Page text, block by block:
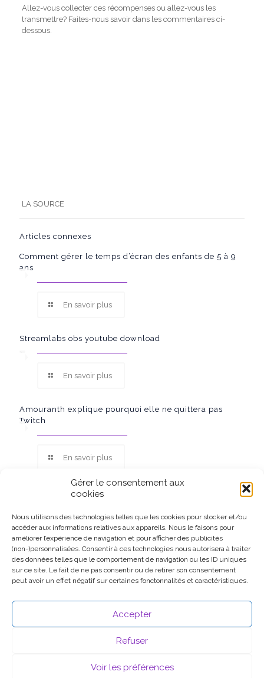
Gérer le consentement aux
cookies
Nous utilisons des technologies telles que les cookies pour stocker et/ou
accéder aux informations relatives aux appareils. Nous le faisons pour
améliorer l’expérience de navigation et pour afficher des publicités
(non-)personnalisées. Consentir à ces technologies nous autorisera à traiter
des données telles que le comportement de navigation ou les ID uniques
sur ce site. Le fait de ne pas consentir ou de retirer son consentement
peut avoir un effet négatif sur certaines fonctonnalités et caractéristiques.
Accepter
Refuser
Voir les préférences
Allez-vous collecter ces récompenses ou allez-vous les
transmettre? Faites-nous savoir dans les commentaires ci-
dessous.
LA SOURCE
Articles connexes
Comment gérer le temps d’écran des enfants de 5 à 9
ans
En savoir plus
Streamlabs obs youtube download
En savoir plus
Amouranth explique pourquoi elle ne quittera pas
Twitch
En savoir plus
Ce site participe au Programme Partenaires d’Amazon EU, un
programme d’affiliation conçu pour permettre à des sites de
percevoir une rémunération grâce à la création de liens vers
Amazon.fr.